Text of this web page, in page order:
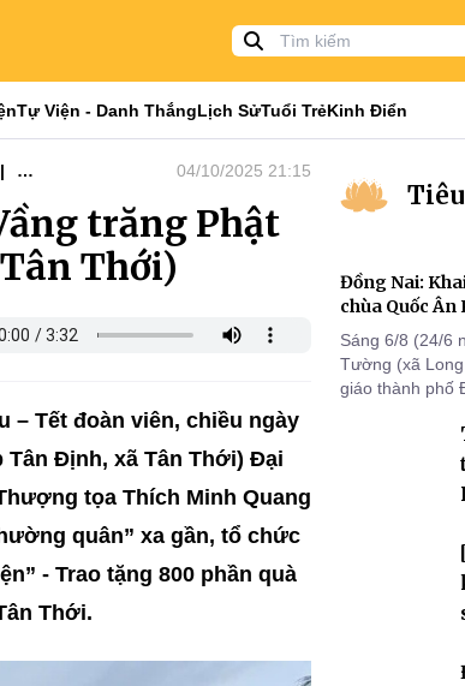
Tự Viện - Danh ThắngLịch SửTuổi TrẻKinh Điển
04/10/2025 21:15
trăng Phật
Thới)
– Tết đoàn viên, chiều ngày
Tân Định, xã Tân Thới) Đại
tọa Thích Minh Quang
quân” xa gần, tổ chức
- Trao tặng 800 phần quà
Thới.
Đồng Nai:
chùa Quốc Ân
Sáng 6/8 (24/6
Tường (xã
giáo thành phố
2570 dành
VII, VIII và